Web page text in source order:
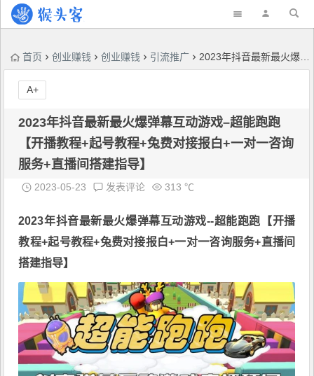
首页 创业赚钱 创业赚钱 引流推广 2023年抖音最新最火爆弹幕互动游戏–超能跑跑【开播教程+起号教程+兔费对接报白+一对一咨询服务+直播间搭建指导】
2023年抖音最新最火爆弹幕互动游戏–超能跑跑
【开播教程+起号教程+兔费对接报白+一对一咨询
服务+直播间搭建指导】
2023-05-23 发表评论 313 ℃
2023年抖音最新最火爆弹幕互动游戏--超能跑跑 【开播
教程+起号教程+兔费对接报白+一对一咨询服务+直播间
搭建指导】
A+